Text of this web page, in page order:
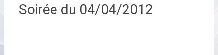
Soirée du 04/04/2012